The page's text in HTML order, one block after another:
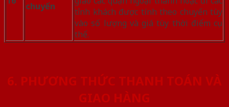
chuyển
tỉnh khách được tính theo chuyến tùy
vào số lượng và giá tùy thời điểm cụ
thể.
6. PHƯƠNG THỨC THANH TOÁN VÀ
GIAO HÀNG